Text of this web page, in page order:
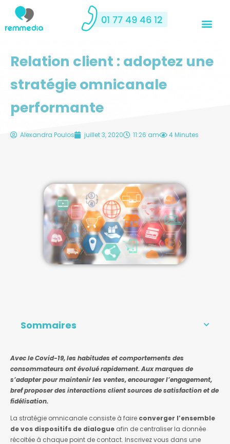
Relation client : adoptez une
stratégie omnicanale
performante
Alexandra Poulos juillet 3, 2020 11:26 am 4 Minutes
Sommaires
Avec le Covid-19, les habitudes et comportements des
consommateurs ont évolué rapidement. Aux marques de
s’adapter pour maintenir les ventes, encourager l’engagement,
bref proposer des interactions client sources de satisfaction et de
fidélisation.
La stratégie omnicanale consiste à faire converger l’ensemble
de vos dispositifs de dialogue afin de centraliser la donnée
récoltée à chaque point de contact. Inscrivez vous dans une